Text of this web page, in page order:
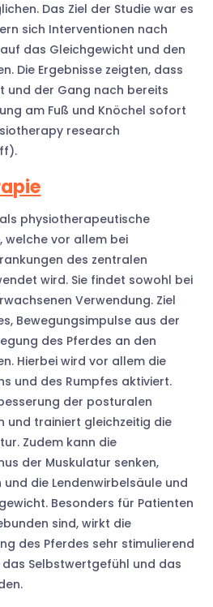
Das Ziel der Studie war es
sich Interventionen nach
das Gleichgewicht und den
Die Ergebnisse zeigten, dass
und der Gang nach bereits
am Fuß und Knöchel sofort
research
physiotherapeutische
welche vor allem bei
des zentralen
wird. Sie findet sowohl bei
Verwendung. Ziel
Bewegungsimpulse aus der
des Pferdes an den
Hierbei wird vor allem die
und des Rumpfes aktiviert.
der posturalen
und trainiert gleichzeitig die
Zudem kann die
der Muskulatur senken,
die Lendenwirbelsäule und
Besonders für Patienten
sind, wirkt die
des Pferdes sehr stimulierend
Selbstwertgefühl und das